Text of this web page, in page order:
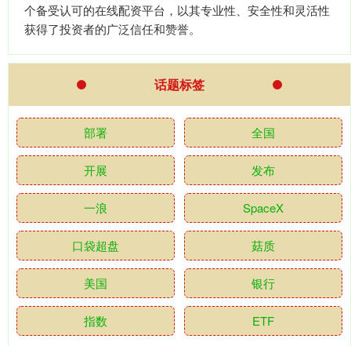
个备受认可的在线配资平台，以其专业性、安全性和灵活性
获得了投资者的广泛信任和赞誉。
话题标签
部署 全国
开展 发布
一浪 SpaceX
口袋超盘 菇质
美国 银行
指数 ETF